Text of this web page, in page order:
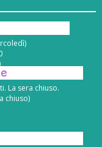
La sera chiuso.
chiuso)